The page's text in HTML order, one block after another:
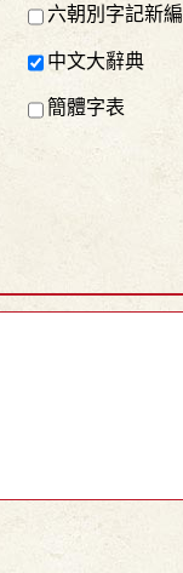
六朝別字記新編
中文大辭典
簡體字表